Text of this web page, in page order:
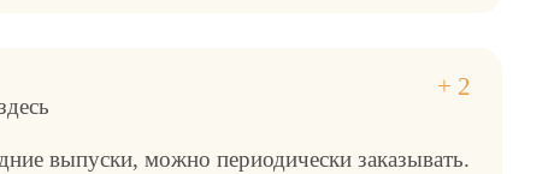
выпуски, можно периодически заказывать.